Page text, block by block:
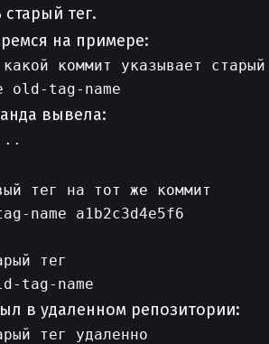
старый тег.
на примере:
коммит указывает
вывела:
тег на тот же коммит
name a1b2c3d4e5f6
тег
в удаленном репозитории:
тег удаленно